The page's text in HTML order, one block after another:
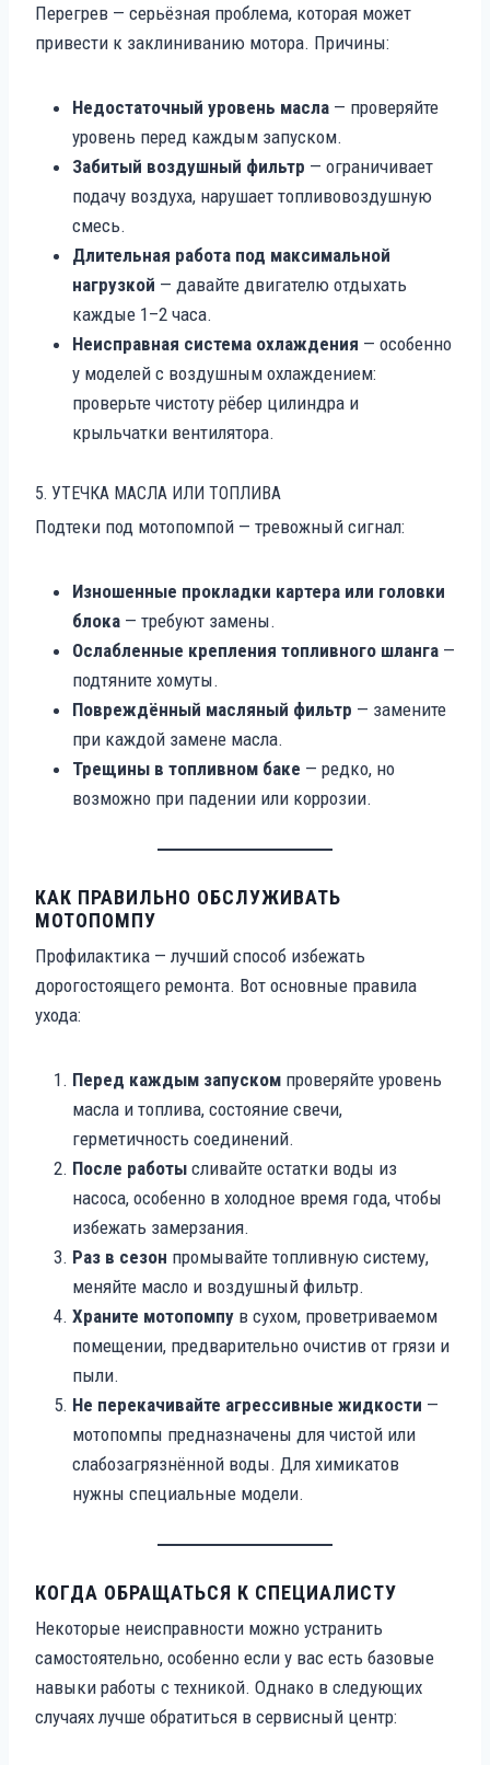
Перегрев — серьёзная проблема, которая может
привести к заклиниванию мотора. Причины:
Недостаточный уровень масла — проверяйте
уровень перед каждым запуском.
Забитый воздушный фильтр — ограничивает
подачу воздуха, нарушает топливовоздушную
смесь.
Длительная работа под максимальной
нагрузкой — давайте двигателю отдыхать
каждые 1–2 часа.
Неисправная система охлаждения — особенно
у моделей с воздушным охлаждением:
проверьте чистоту рёбер цилиндра и
крыльчатки вентилятора.
5. УТЕЧКА МАСЛА ИЛИ ТОПЛИВА
Подтеки под мотопомпой — тревожный сигнал:
Изношенные прокладки картера или головки
блока — требуют замены.
Ослабленные крепления топливного шланга —
подтяните хомуты.
Повреждённый масляный фильтр — замените
при каждой замене масла.
Трещины в топливном баке — редко, но
возможно при падении или коррозии.
КАК ПРАВИЛЬНО ОБСЛУЖИВАТЬ
МОТОПОМПУ
Профилактика — лучший способ избежать
дорогостоящего ремонта. Вот основные правила
ухода:
Перед каждым запуском проверяйте уровень
масла и топлива, состояние свечи,
герметичность соединений.
После работы сливайте остатки воды из
насоса, особенно в холодное время года, чтобы
избежать замерзания.
Раз в сезон промывайте топливную систему,
меняйте масло и воздушный фильтр.
Храните мотопомпу в сухом, проветриваемом
помещении, предварительно очистив от грязи и
пыли.
Не перекачивайте агрессивные жидкости —
мотопомпы предназначены для чистой или
слабозагрязнённой воды. Для химикатов
нужны специальные модели.
КОГДА ОБРАЩАТЬСЯ К СПЕЦИАЛИСТУ
Некоторые неисправности можно устранить
самостоятельно, особенно если у вас есть базовые
навыки работы с техникой. Однако в следующих
случаях лучше обратиться в сервисный центр: